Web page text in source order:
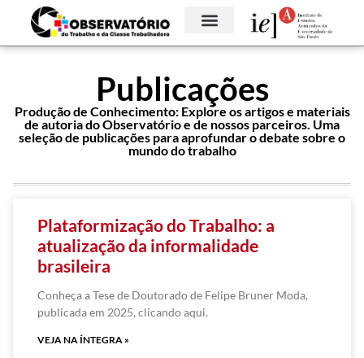
Publicações
Produção de Conhecimento: Explore os artigos e materiais
de autoria do Observatório e de nossos parceiros. Uma
seleção de publicações para aprofundar o debate sobre o
mundo do trabalho
Plataformização do Trabalho: a
atualização da informalidade
brasileira
Conheça a Tese de Doutorado de Felipe Bruner Moda,
publicada em 2025, clicando aqui.
VEJA NA ÍNTEGRA »